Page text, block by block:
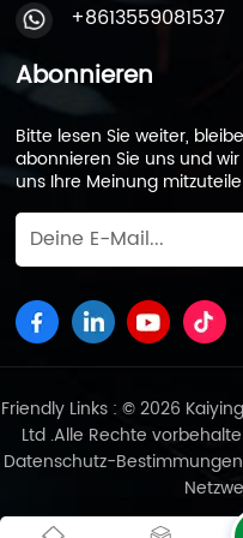
Start bei kaltem Wetter
extremeren
Batterien dank ihres
hervorragende
Temperaturen
die
Gesichtspunkt. AGM-Batterien, wie die von namhafte
Batteriehersteller,
überladen werden, eine
herkömmliche Blei-
können, was
Schneemobilen im
besonderen
von Schneemobilen, Ventilgeregelte Blei-Säure-
Batterien, werden
+8613559081537
Abonnieren
Bitte lesen Sie weiter,
abonnieren Sie uns und
uns Ihre Meinung
Friendly Links : © 2026
Ltd .Alle Rechte
Datenschutz-Bestimmungen